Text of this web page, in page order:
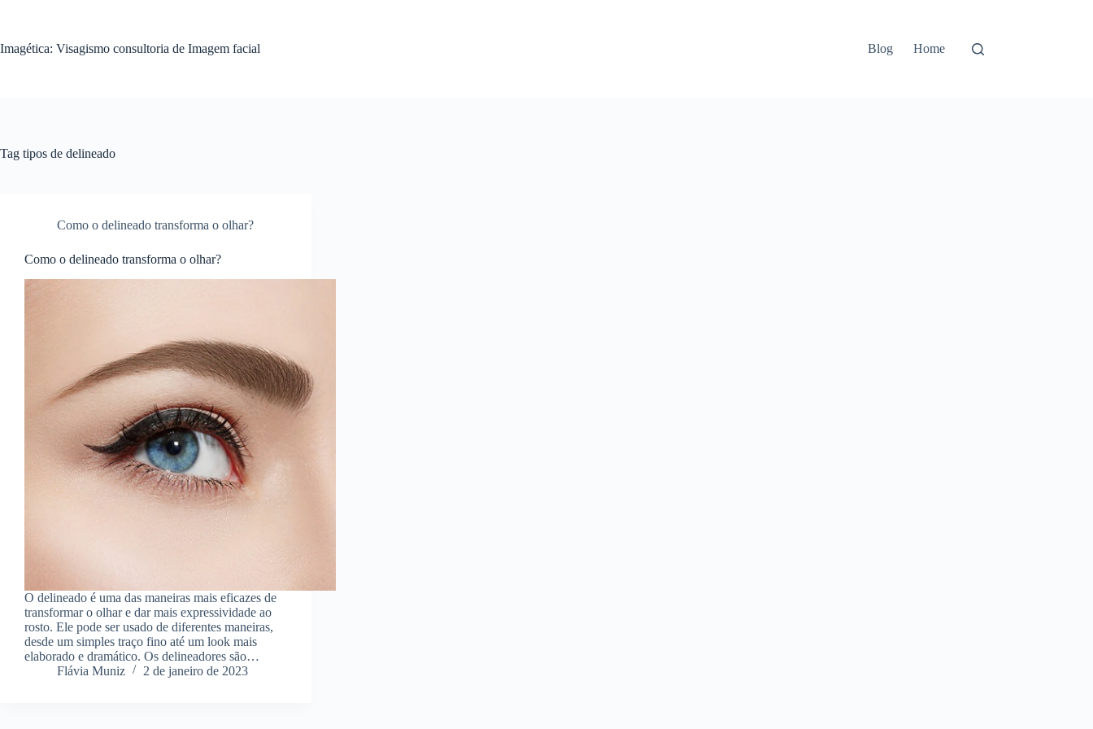
conteúdo
Imagética: Visagismo consultoria de Imagem facial Blog Home
Tag tipos de delineado
Como o delineado transforma o olhar?
Como o delineado transforma o olhar?
O delineado é uma das maneiras mais eficazes de
transformar o olhar e dar mais expressividade ao
rosto. Ele pode ser usado de diferentes maneiras,
desde um simples traço fino até um look mais
elaborado e dramático. Os delineadores são…
Flávia Muniz
2 de janeiro de 2023